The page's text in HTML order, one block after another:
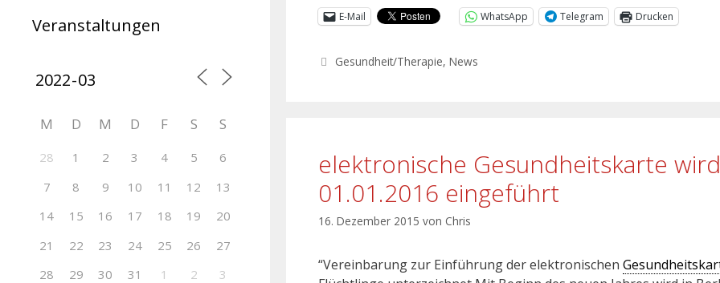
E-Mail
WhatsApp Telegram Drucken
Gesundheit/Therapie,News
elektronische Gesundheitskarte
01.01.2016 eingeführt
16. Dezember 2015 von Chris
“Vereinbarung zur Einführung der elektronischen
Veranstaltungen
M D M D F S S
28 1 2 3 4 5
6
7
8 9 10 11 12
13
14
15 16 17 18 19
20
21
22 23 24 25 26
27
28
29 30 31 1 2 3